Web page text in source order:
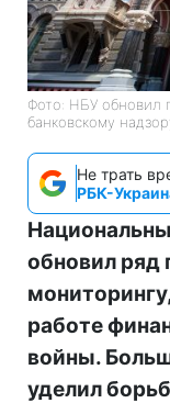
Фото: НБУ обновил
банковскому
Не трать
РБК-
обновил ряд
работе
войны.
уделил